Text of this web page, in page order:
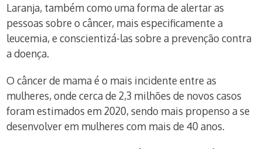
Laranja, também como uma forma de alertar as
pessoas sobre o câncer, mais especificamente a
leucemia, e conscientizá-las sobre a prevenção contra
a doença.
O câncer de mama é o mais incidente entre as
mulheres, onde cerca de 2,3 milhões de novos casos
foram estimados em 2020, sendo mais propenso a se
desenvolver em mulheres com mais de 40 anos.